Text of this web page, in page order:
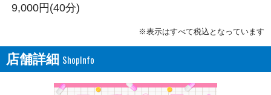
9,000円(40分)
※表示はすべて税込となっています
店舗詳細